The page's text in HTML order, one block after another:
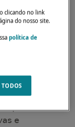
e
clicando no link
do nosso site.
política de